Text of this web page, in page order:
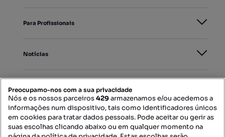
Para Profissionais
Notícias
Mapa do Site
Preocupamo-nos com a sua privacidade
Nós e os nossos parceiros429armazenamos e/ou acedemos a
informações num dispositivo, tais como identificadores únicos
em cookies para tratar dados pessoais. Pode aceitar ou gerir as
suas escolhas clicando abaixo ou em qualquer momento na